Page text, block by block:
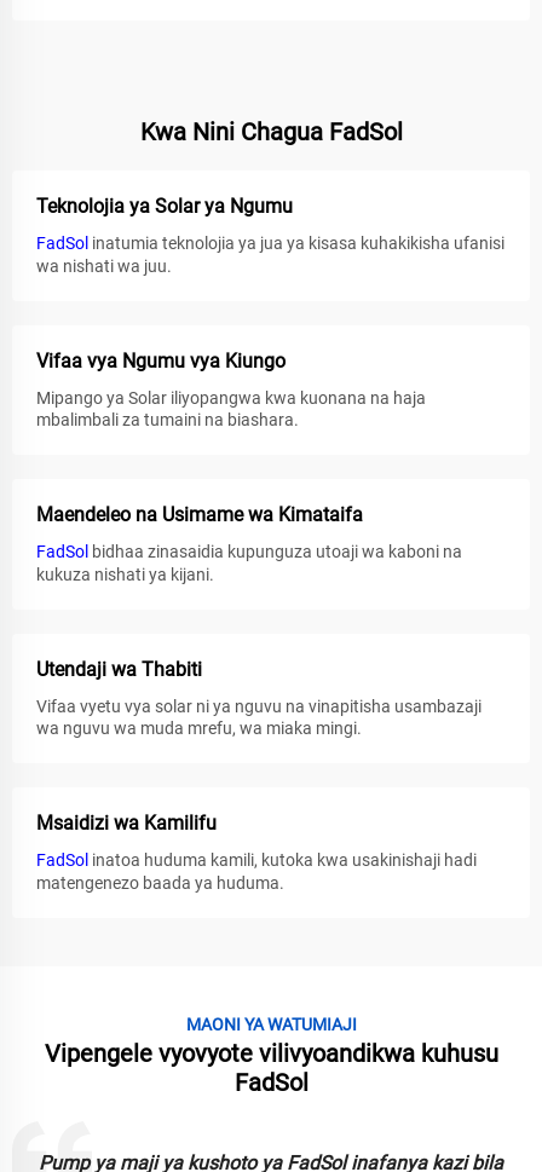
Kwa Nini Chagua FadSol
Teknolojia ya Solar ya Ngumu
FadSol inatumia teknolojia ya jua ya kisasa kuhakikisha ufanisi
wa nishati wa juu.
Vifaa vya Ngumu vya Kiungo
Mipango ya Solar iliyopangwa kwa kuonana na haja
mbalimbali za tumaini na biashara.
Maendeleo na Usimame wa Kimataifa
FadSol bidhaa zinasaidia kupunguza utoaji wa kaboni na
kukuza nishati ya kijani.
Utendaji wa Thabiti
Vifaa vyetu vya solar ni ya nguvu na vinapitisha usambazaji
wa nguvu wa muda mrefu, wa miaka mingi.
Msaidizi wa Kamilifu
FadSol inatoa huduma kamili, kutoka kwa usakinishaji hadi
matengenezo baada ya huduma.
MAONI YA WATUMIAJI
Vipengele vyovyote vilivyoandikwa kuhusu
FadSol
Pump ya maji ya kushoto ya FadSol inafanya kazi bila